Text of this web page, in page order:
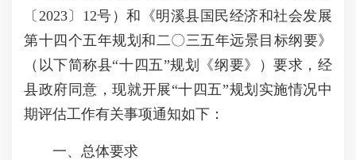
〔2023〕12号）和《明溪县国民经济和社会发展
第十四个五年规划和二〇三五年远景目标纲要》
（以下简称县“十四五”规划《纲要》）要求，经
县政府同意，现就开展“十四五”规划实施情况中
期评估工作有关事项通知如下：
一、总体要求